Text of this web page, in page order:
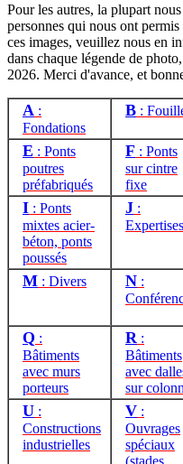
Pour les autres, la plupart
personnes qui nous ont
ces images, veuillez nous en
dans chaque légende de
2026. Merci d'avance, et
A :
Fondations
B :
E : Ponts
poutres
préfabriqués
F : Ponts
sur cintre
fixe
I : Ponts
mixtes acier-
béton, ponts
poussés
J :
Expertises
M : Divers N :
Q :
Bâtiments
avec murs
porteurs
R :
Bâtiments
avec
sur
U :
Constructions
industrielles
V :
Ouvrages
spéciaux
(stades,